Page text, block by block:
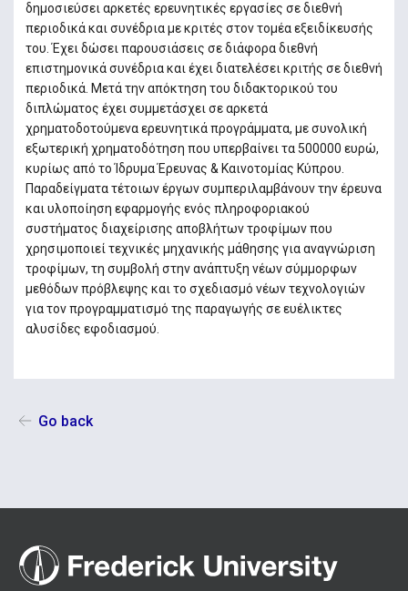
δημοσιεύσει αρκετές ερευνητικές εργασίες σε διεθνή
περιοδικά και συνέδρια με κριτές στον τομέα εξειδίκευσής
του. Έχει δώσει παρουσιάσεις σε διάφορα διεθνή
επιστημονικά συνέδρια και έχει διατελέσει κριτής σε διεθνή
περιοδικά. Μετά την απόκτηση του διδακτορικού του
διπλώματος έχει συμμετάσχει σε αρκετά
χρηματοδοτούμενα ερευνητικά προγράμματα, με συνολική
εξωτερική χρηματοδότηση που υπερβαίνει τα 500000 ευρώ,
κυρίως από το Ίδρυμα Έρευνας & Καινοτομίας Κύπρου.
Παραδείγματα τέτοιων έργων συμπεριλαμβάνουν την έρευνα
και υλοποίηση εφαρμογής ενός πληροφοριακού
συστήματος διαχείρισης αποβλήτων τροφίμων που
χρησιμοποιεί τεχνικές μηχανικής μάθησης για αναγνώριση
τροφίμων, τη συμβολή στην ανάπτυξη νέων σύμμορφων
μεθόδων πρόβλεψης και το σχεδιασμό νέων τεχνολογιών
για τον προγραμματισμό της παραγωγής σε ευέλικτες
αλυσίδες εφοδιασμού.
Go back